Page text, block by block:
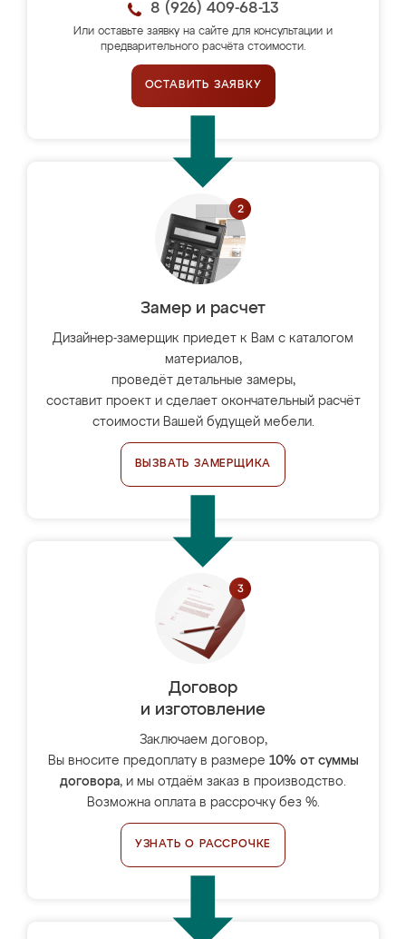
8 (926) 409-68-13
Или оставьте заявку на сайте для консультации и
предварительного расчёта стоимости.
ОСТАВИТЬ ЗАЯВКУ
Замер и расчет
Дизайнер-замерщик приедет к Вам с каталогом
материалов,
проведёт детальные замеры,
составит проект и сделает окончательный расчёт
стоимости Вашей будущей мебели.
ВЫЗВАТЬ ЗАМЕРЩИКА
Договор
и изготовление
Заключаем договор,
Вы вносите предоплату в размере 10% от суммы
договора, и мы отдаём заказ в производство.
Возможна оплата в рассрочку без %.
УЗНАТЬ О РАССРОЧКЕ